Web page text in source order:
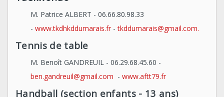
M. Patrice ALBERT - 06.66.80.98.33
- www.tkdhkddumarais.fr -tkddumarais@gmail.com.
Tennis de table
M. Benoît GANDREUIL - 06.29.68.45.60 -
ben.gandreuil@gmail.com - www.aftt79.fr
Handball (section enfants - 13 ans)